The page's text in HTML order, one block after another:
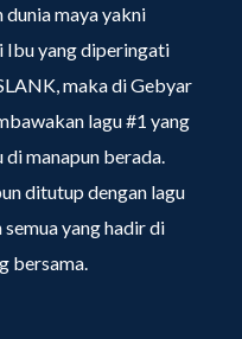
dunia maya yakni
Ibu yang diperingati
maka di Gebyar
lagu #1 yang
manapun berada.
ditutup dengan lagu
yang hadir di
bersama.